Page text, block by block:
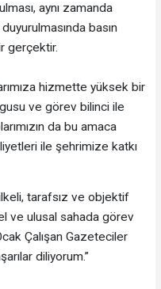
aynı zamanda
basın
gerçektir.
hizmette yüksek bir
ve görev bilinci ile
da bu amaca
ile şehrimize katkı
tarafsız ve objektif
ve ulusal sahada görev
Çalışan Gazeteciler
diliyorum.”